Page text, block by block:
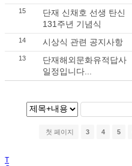
15
단재 신채호 선생 탄신
131주년 기념식
14 시상식 관련 공지사항
13
단재해외문화유적답사
일정입니다...
첫 페이지 3 4 5
T